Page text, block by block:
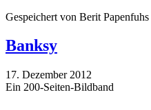
Gespeichert von Berit Papenfuhs
Banksy
17. Dezember 2012
Ein 200-Seiten-Bildband